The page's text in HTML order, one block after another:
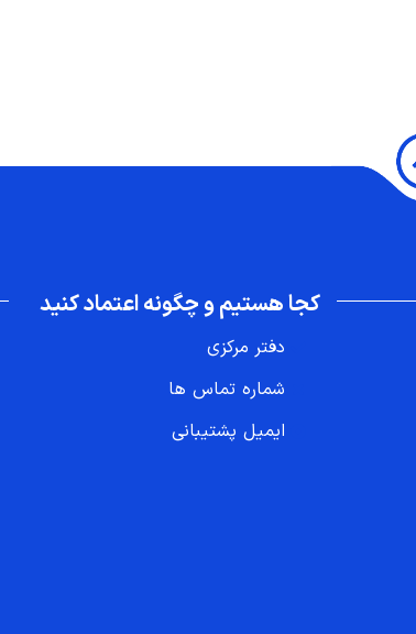
کجا هستیم و چگونه اعتماد کنید
دفتر مرکزی
شماره تماس ها
ایمیل پشتیبانی